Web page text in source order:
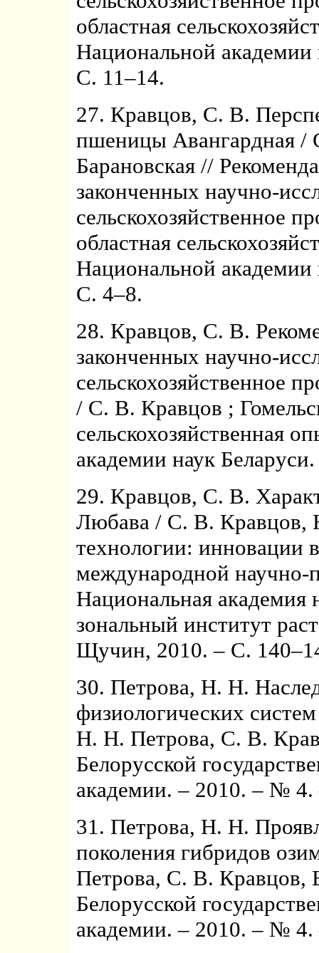
областная
Национальной
С. 11–14.
27. Кравцов, С. В.
пшеницы Авангардная
Барановская //
законченных научно-
сельскохозяйственное
областная
Национальной
С. 4–8.
28. Кравцов, С. В.
законченных научно-
сельскохозяйственное
/ С. В. Кравцов ;
сельскохозяйственная
академии наук
29. Кравцов, С. В.
Любава / С. В. Кравцов,
технологии: инновации
международной научно-
Национальная академия
зональный институт
Щучин, 2010. – С.
30. Петрова, Н. Н.
физиологических
Н. Н. Петрова, С. В.
Белорусской
академии. – 2010. – №
31. Петрова, Н. Н.
поколения гибридов
Петрова, С. В. Кравцов,
Белорусской
академии. – 2010. – №